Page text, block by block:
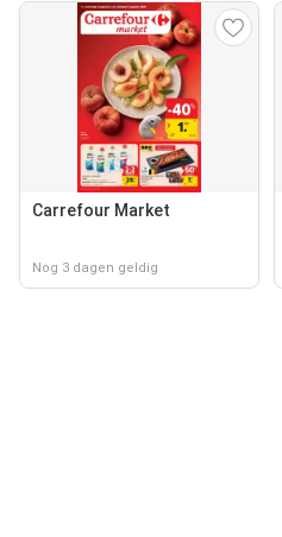
Carrefour Market
Nog 3 dagen geldig